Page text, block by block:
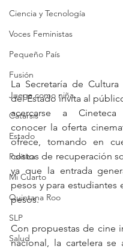
Ciencia y Tecnología
Voces Feministas
Pequeño País
Fusión
Juega como niña
Catarsis
Estado
Política
Mi Cuarto
Quintana Roo
SLP
Salud
La Secretaría de
del Estado invita al
acercarse a
conocer la oferta
ofrece, tomando en
costos de recuperación
ya que la entrada
pesos y para estudiantes
pesos.
Con propuestas de cine
nacional, la cartelera se